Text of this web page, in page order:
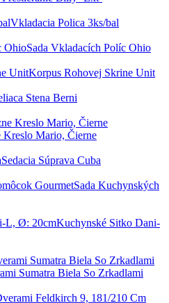
Vkladacia Polica 3ks/bal
Sada Vkladacích Políc Ohio
Korpus Rohovej Skrine Unit
Stena Berni
Kreslo Mario, Čierne
Sedacia Súprava Cuba
Sada Kuchynských
Kuchynské Sitko Dani-
Sumatra Biela So Zrkadlami